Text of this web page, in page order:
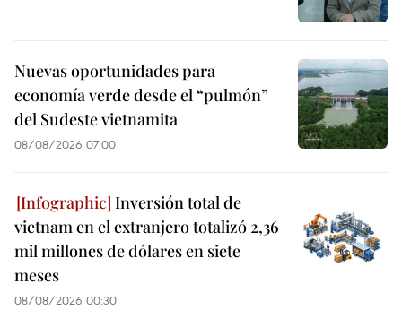
Nuevas oportunidades para
economía verde desde el “pulmón”
del Sudeste vietnamita
08/08/2026 07:00
Inversión total de
vietnam en el extranjero totalizó 2,36
mil millones de dólares en siete
meses
08/08/2026 00:30